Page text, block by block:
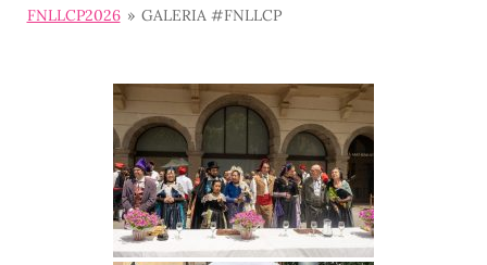
FNLLCP2026 » GALERIA #FNLLCP